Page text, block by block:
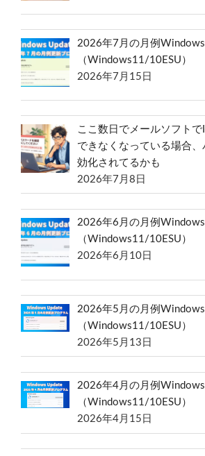
2026年7月の月例
（Windows11/10ESU）
2026年7月15日
ここ数日でメールソフト
できなくなっている場合
効化されてるかも
2026年7月8日
2026年6月の月例
（Windows11/10ESU）
2026年6月10日
2026年5月の月例
（Windows11/10ESU）
2026年5月13日
2026年4月の月例
（Windows11/10ESU）
2026年4月15日